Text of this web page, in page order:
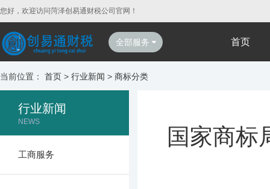
您好，欢迎访问菏泽创易通财税公司官网！
全部服务 首页
当前位置： 首页 > 行业新闻 > 商标分类
行业新闻
NEWS
工商服务
国家商标